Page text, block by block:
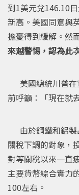
到1美元兌146.10
新高。美國同意與
擔憂得到緩解。然
來越警惕，認為此
美國總統川普在
前呼籲：「現在就
由於鋼鐵和鋁製
關稅下調的對象，
對等關稅以來一直
主要貨幣綜合實力
100左右。